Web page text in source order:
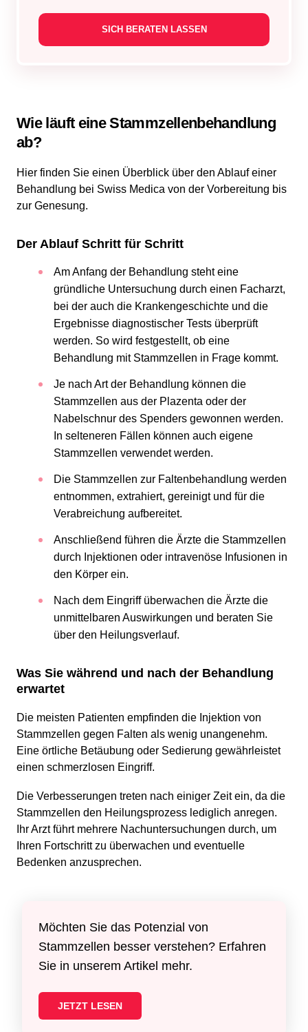
Wie läuft eine Stammzellenbehandlung
ab?
Hier finden Sie einen Überblick über den Ablauf einer
Behandlung bei Swiss Medica von der Vorbereitung bis
zur Genesung.
Der Ablauf Schritt für Schritt
Am Anfang der Behandlung steht eine
gründliche Untersuchung durch einen Facharzt,
bei der auch die Krankengeschichte und die
Ergebnisse diagnostischer Tests überprüft
werden. So wird festgestellt, ob eine
Behandlung mit Stammzellen in Frage kommt.
Je nach Art der Behandlung können die
Stammzellen aus der Plazenta oder der
Nabelschnur des Spenders gewonnen werden.
In selteneren Fällen können auch eigene
Stammzellen verwendet werden.
Die Stammzellen zur Faltenbehandlung werden
entnommen, extrahiert, gereinigt und für die
Verabreichung aufbereitet.
Anschließend führen die Ärzte die Stammzellen
durch Injektionen oder intravenöse Infusionen in
den Körper ein.
Nach dem Eingriff überwachen die Ärzte die
unmittelbaren Auswirkungen und beraten Sie
über den Heilungsverlauf.
Was Sie während und nach der Behandlung
erwartet
Die meisten Patienten empfinden die Injektion von
Stammzellen gegen Falten als wenig unangenehm.
Eine örtliche Betäubung oder Sedierung gewährleistet
einen schmerzlosen Eingriff.
Die Verbesserungen treten nach einiger Zeit ein, da die
Stammzellen den Heilungsprozess lediglich anregen.
Ihr Arzt führt mehrere Nachuntersuchungen durch, um
Ihren Fortschritt zu überwachen und eventuelle
Bedenken anzusprechen.
Möchten Sie das Potenzial von
Stammzellen besser verstehen? Erfahren
Sie in unserem Artikel mehr.
JETZT LESEN